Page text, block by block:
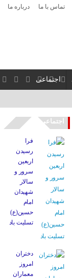
تماس با ما درباره ما
اجتماعی
اجتماعی
فرا
رسیدن
اربعین
سرور و
سالار
شهیدان
امام
حسین(ع)
تسلیت باد
دختران
امروز
معماران